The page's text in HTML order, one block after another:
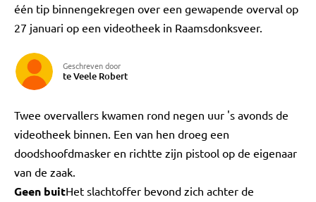
één tip binnengekregen over een gewapende overval op
27 januari op een videotheek in Raamsdonksveer.
Geschreven door
te Veele Robert
Twee overvallers kwamen rond negen uur 's avonds de
videotheek binnen. Een van hen droeg een
doodshoofdmasker en richtte zijn pistool op de eigenaar
van de zaak.
Geen buitHet slachtoffer bevond zich achter de